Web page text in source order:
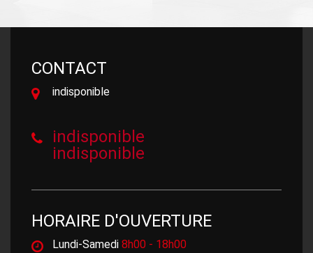
CONTACT
indisponible
indisponible
indisponible
HORAIRE D'OUVERTURE
Lundi-Samedi 8h00 - 18h00